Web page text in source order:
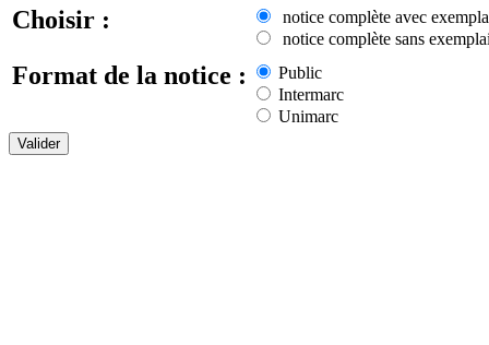
Choisir :
notice complète avec
notice complète sans
Format de la notice :
Public
Intermarc
Unimarc